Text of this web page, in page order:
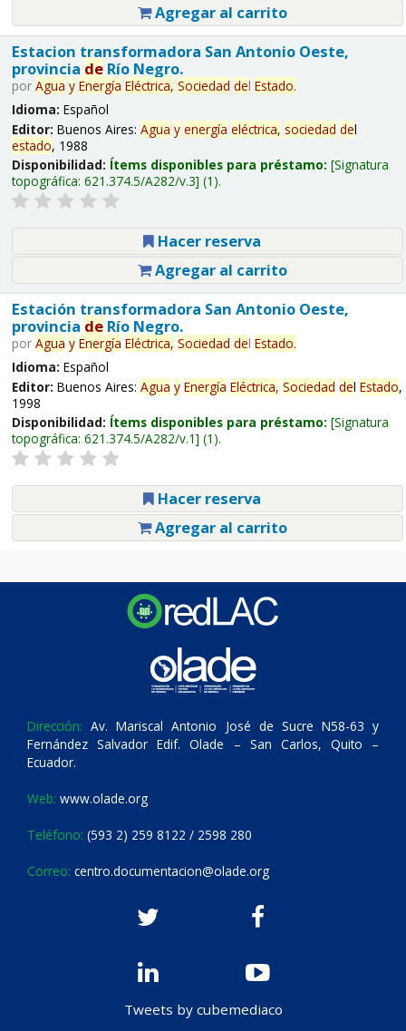
Agregar al carrito
Estacion transformadora San Antonio Oeste,
provincia deRío Negro.
por Agua y Energía Eléctrica, Sociedad del Estado.
Idioma: Español
Editor: Buenos Aires: Agua y energía eléctrica, sociedad del
estado, 1988
Disponibilidad: Ítems disponibles para préstamo: Signatura
topográfica: 621.374.5/A282/v.3 (1).
Hacer reserva
Agregar al carrito
Estación transformadora San Antonio Oeste,
provincia deRío Negro.
por Agua y Energía Eléctrica, Sociedad del Estado.
Idioma: Español
Editor: Buenos Aires: Agua y Energía Eléctrica, Sociedad del Estado,
1998
Disponibilidad: Ítems disponibles para préstamo: Signatura
topográfica: 621.374.5/A282/v.1 (1).
Hacer reserva
Agregar al carrito
Dirección: Av. Mariscal Antonio José de Sucre N58-63 y
Fernández Salvador Edif. Olade – San Carlos, Quito –
Ecuador.
Web: www.olade.org
Teléfono: (593 2) 259 8122 / 2598 280
Correo: centro.documentacion@olade.org
Tweets by cubemediaco